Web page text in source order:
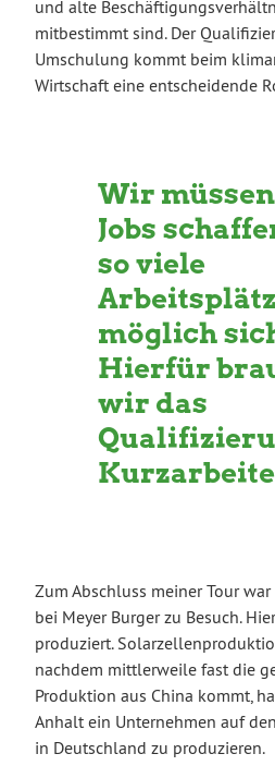
und alte
mitbestimmt sind. Der
Umschulung kommt beim
Wirtschaft eine entscheidende
Wir
Jobs
so viele
möglich
Hierfür
wir das
Zum Abschluss meiner Tour
bei Meyer Burger zu Besuch.
produziert.
nachdem mittlerweile fast die
Produktion aus China kommt,
Anhalt ein Unternehmen auf
in Deutschland zu produzieren.